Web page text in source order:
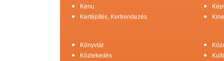
Kenu
Kertépítés, Kertrendezés
Könyvtár
Közlekedés